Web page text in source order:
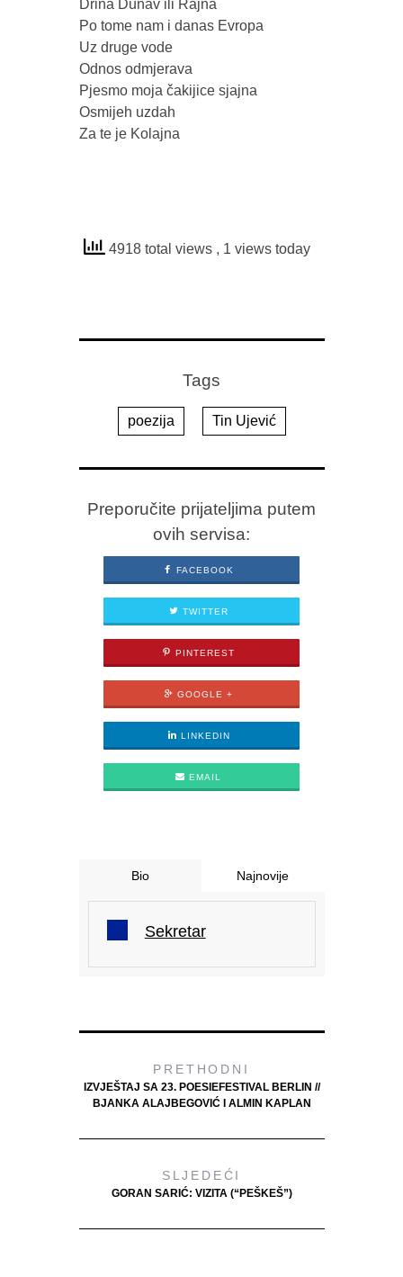
Drina Dunav ili Rajna
Po tome nam i danas Evropa
Uz druge vode
Odnos odmjerava
Pjesmo moja čakijice sjajna
Osmijeh uzdah
Za te je Kolajna
4918 total views , 1 views today
Tags
poezija Tin Ujević
Preporučite prijateljima putem
ovih servisa:
FACEBOOK
TWITTER
PINTEREST
GOOGLE +
LINKEDIN
EMAIL
Bio Najnovije
Sekretar
PRETHODNI
IZVJEŠTAJ SA 23. POESIEFESTIVAL BERLIN //
BJANKA ALAJBEGOVIĆ I ALMIN KAPLAN
SLJEDEĆI
GORAN SARIĆ: VIZITA (“PEŠKEŠ”)